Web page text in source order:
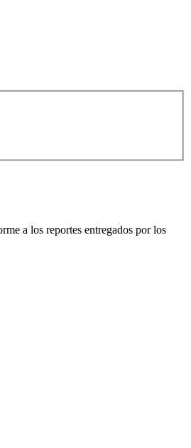
a los reportes entregados por los